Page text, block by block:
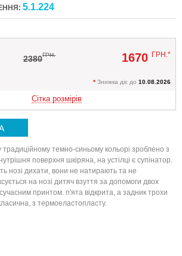
5.1.224
2380ГРН. 1670 ГРН.*
* Знижка діє до 10.08.2026
Сітка розмірів
темно-синьому кольорі зроблено з
поверхня шкіряна, на устілці є супінатор.
нозі дихати, вони не натирають та не
на нозі дитяч взуття за допомоги двох
принтом. п'ята відкрита, а задник трохи
з термоеластопласту.